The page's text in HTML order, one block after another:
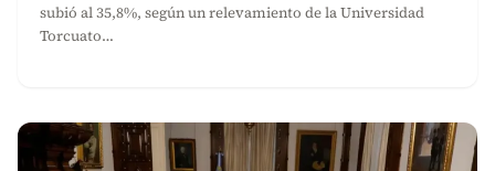
subió al 35,8%, según un relevamiento de la Universidad
Torcuato…